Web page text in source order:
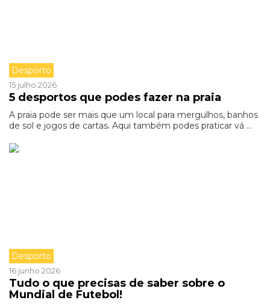
Desporto
15 julho 2026
5 desportos que podes fazer na praia
A praia pode ser mais que um local para mergulhos, banhos
de sol e jogos de cartas. Aqui também podes praticar vá ...
Desporto
16 junho 2026
Tudo o que precisas de saber sobre o
Mundial de Futebol!